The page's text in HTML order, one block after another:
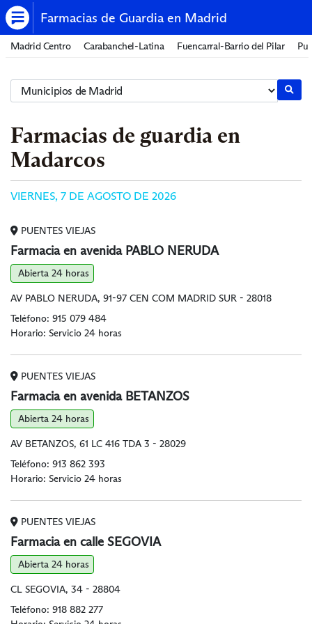
Farmacias de Guardia en Madrid
Madrid Centro Carabanchel-Latina Fuencarral-Barrio del Pilar
Farmacias de guardia en
Madarcos
VIERNES, 7 DE AGOSTO DE 2026
PUENTES VIEJAS
Farmacia en avenida PABLO NERUDA
Abierta 24 horas
AV PABLO NERUDA, 91-97 CEN COM MADRID SUR - 28018
Teléfono: 915 079 484
Horario: Servicio 24 horas
PUENTES VIEJAS
Farmacia en avenida BETANZOS
Abierta 24 horas
AV BETANZOS, 61 LC 416 TDA 3 - 28029
Teléfono: 913 862 393
Horario: Servicio 24 horas
PUENTES VIEJAS
Farmacia en calle SEGOVIA
Abierta 24 horas
CL SEGOVIA, 34 - 28804
Teléfono: 918 882 277